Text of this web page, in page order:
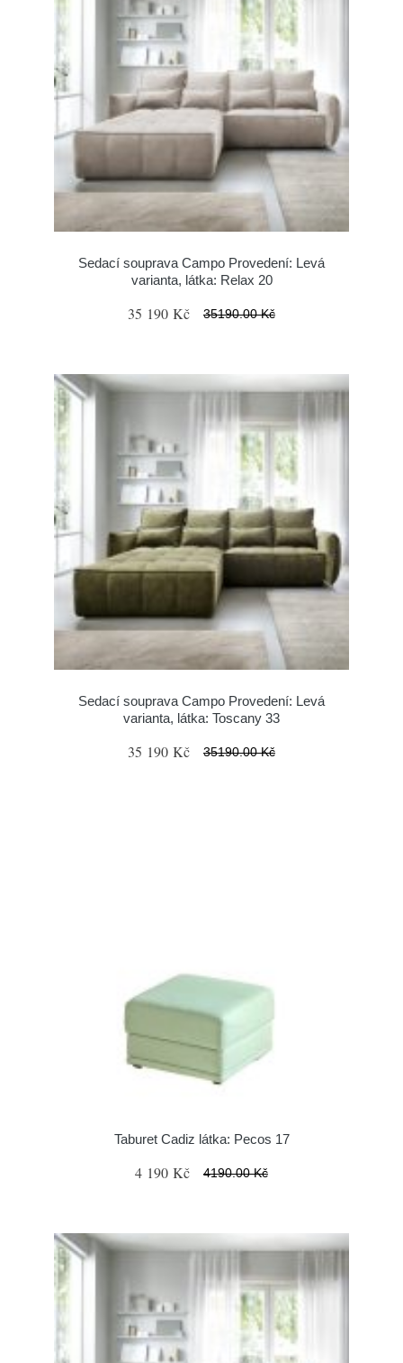
Sedací souprava Campo Provedení: Levá
varianta, látka: Relax 20
35 190 Kč 35190.00 Kč
Sedací souprava Campo Provedení: Levá
varianta, látka: Toscany 33
35 190 Kč 35190.00 Kč
Taburet Cadiz látka: Pecos 17
4 190 Kč 4190.00 Kč